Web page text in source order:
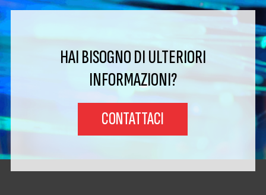
HAI BISOGNO DI ULTERIORI
INFORMAZIONI?
CONTATTACI